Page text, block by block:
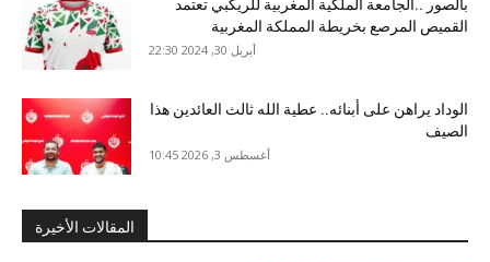
بالصور ..الجامعة الملكية المغربية للريكبي تعتمد
القميص المرصع بخريطة المملكة المغربية
أبريل 30, 2024 22:30
الوداد يراهن على أبنائه.. عطية الله ثالث العائدين هذا
الصيف
أغسطس 3, 2026 10:45
المقالات الأخيرة